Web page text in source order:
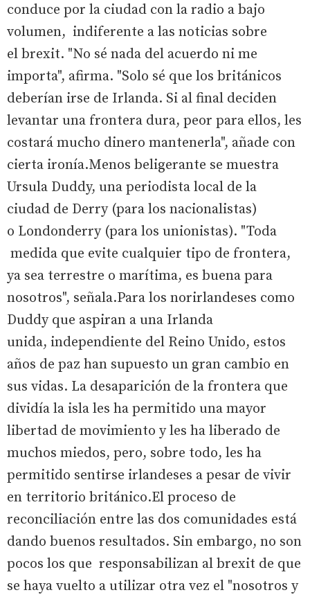
conduce por la ciudad con la radio a bajo
volumen, indiferente a las noticias sobre
el brexit. "No sé nada del acuerdo ni me
importa", afirma. "Solo sé que los británicos
deberían irse de Irlanda. Si al final deciden
levantar una frontera dura, peor para ellos, les
costará mucho dinero mantenerla", añade con
cierta ironía.Menos beligerante se muestra
Ursula Duddy, una periodista local de la
ciudad de Derry (para los nacionalistas)
o Londonderry (para los unionistas). "Toda
medida que evite cualquier tipo de frontera,
ya sea terrestre o marítima, es buena para
nosotros", señala.Para los norirlandeses como
Duddy que aspiran a una Irlanda
unida, independiente del Reino Unido, estos
años de paz han supuesto un gran cambio en
sus vidas. La desaparición de la frontera que
dividía la isla les ha permitido una mayor
libertad de movimiento y les ha liberado de
muchos miedos, pero, sobre todo, les ha
permitido sentirse irlandeses a pesar de vivir
en territorio británico.El proceso de
reconciliación entre las dos comunidades está
dando buenos resultados. Sin embargo, no son
pocos los que responsabilizan al brexit de que
se haya vuelto a utilizar otra vez el "nosotros y